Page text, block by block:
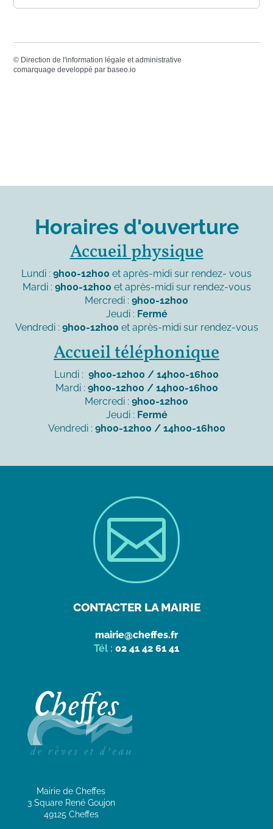
© Direction de l'information légale et administrative
comarquage developpé parbaseo.io
Horaires d'ouverture
Accueil physique
Lundi : 9h00-12h00 et après-midi sur rendez- vous
Mardi : 9h00-12h00 et après-midi sur rendez-vous
Mercredi : 9h00-12h00
Jeudi : Fermé
Vendredi : 9h00-12h00 et après-midi sur rendez-vous
Accueil téléphonique
Lundi : 9h00-12h00 / 14h00-16h00
Mardi : 9h00-12h00 / 14h00-16h00
Mercredi : 9h00-12h00
Jeudi : Fermé
Vendredi : 9h00-12h00 / 14h00-16h00

CONTACTER LA MAIRIE
mairie@cheffes.fr
Tél : 02 41 42 61 41
Mairie de Cheffes
3 Square René Goujon
49125 Cheffes